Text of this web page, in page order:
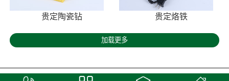
贵定陶瓷钻 贵定烙铁
加载更多